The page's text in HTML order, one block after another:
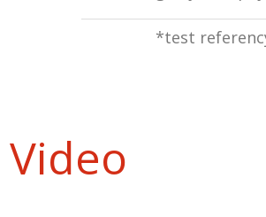
*test
Video